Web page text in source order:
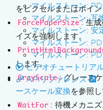
マイルストーン:
マイルストーン: 互
マイルストーン: 安
マイルストーン:
マイルストーン:
ビデオチュートリア
APIリファレンス
をピクセルまたはポイン
ForcePaperSize : 生
イズを強制します。
します。
GrayScale : グレース
ースケール変換を参照し
WaitFor : 待機メカニ